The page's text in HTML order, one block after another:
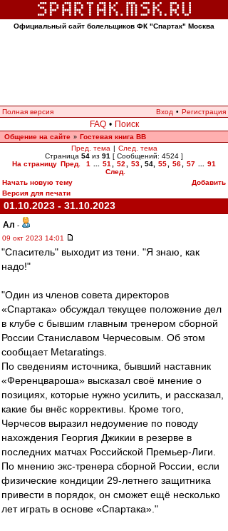
Официальный сайт болельщиков ФК "Спартак" Москва
Полная версия Вход • Регистрация
FAQ • Поиск
Общение на сайте » Гостевая книга ВВ
Пред. тема | След. тема
Страница 54 из 91 [ Сообщений: 4524 ]
На страницу Пред. 1 51 52 53 54 55 56 57
91
След.
Начать новую тему
Добавить
Версия для печати
01.10.2023 - 31.10.2023
Ал -
09 окт 2023 14:01
"Спаситель" выходит из тени. "Я знаю, как
надо!"
"Один из членов совета директоров
«Спартака» обсуждал текущее положение дел
в клубе с бывшим главным тренером сборной
России Станиславом Черчесовым. Об этом
сообщает Metaratings.
По сведениям источника, бывший наставник
«Ференцвароша» высказал своё мнение о
позициях, которые нужно усилить, и рассказал,
какие бы внёс коррективы. Кроме того,
Черчесов выразил недоумение по поводу
нахождения Георгия Джикии в резерве в
последних матчах Российской Премьер-Лиги.
По мнению экс-тренера сборной России, если
физические кондиции 29-летнего защитника
привести в порядок, он сможет ещё несколько
лет играть в основе «Спартака»."